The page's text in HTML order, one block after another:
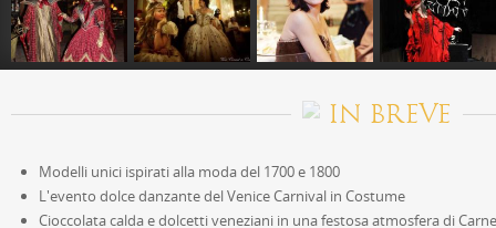
IN BREVE
Modelli unici ispirati alla moda del 1700 e 1800
L'evento dolce danzante del Venice Carnival in Costume
Cioccolata calda e dolcetti veneziani in una festosa atmosfera di